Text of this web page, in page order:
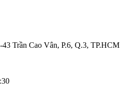
Trần Cao Vân, P.6, Q.3, TP.HCM